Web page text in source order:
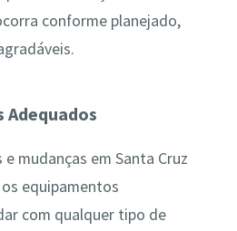
conforme planejado,
Adequados
mudanças em Santa Cruz
os equipamentos
com qualquer tipo de